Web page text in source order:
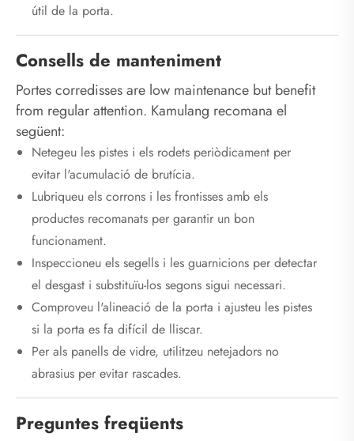
útil de la porta.
Consells de manteniment
Portes corredisses are low maintenance but benefit
from regular attention. Kamulang recomana el
següent:
Netegeu les pistes i els rodets periòdicament per
evitar l'acumulació de brutícia.
Lubriqueu els corrons i les frontisses amb els
productes recomanats per garantir un bon
funcionament.
Inspeccioneu els segells i les guarnicions per detectar
el desgast i substituïu-los segons sigui necessari.
Comproveu l'alineació de la porta i ajusteu les pistes
si la porta es fa difícil de lliscar.
Per als panells de vidre, utilitzeu netejadors no
abrasius per evitar rascades.
Preguntes freqüents